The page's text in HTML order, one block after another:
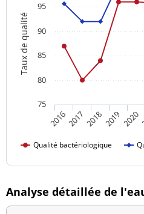
Taux de qualité
Qualité bactériologique
20162017 201820192020
75
80
85
90
95
Analyse détaillée de